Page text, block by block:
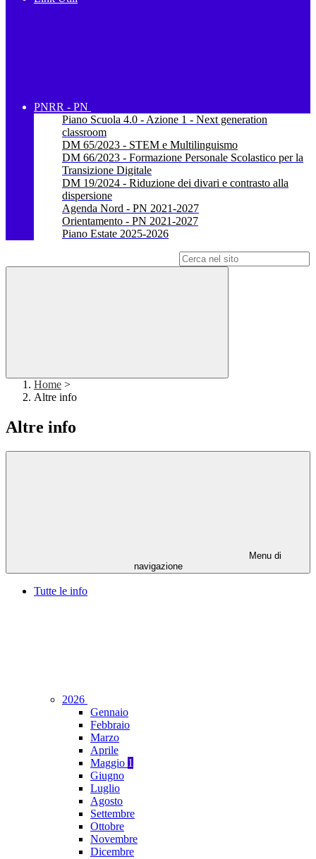
PNRR - PN
Piano Scuola 4.0 - Azione 1 - Next generation
classroom
DM 65/2023 - STEM e Multilinguismo
DM 66/2023 - Formazione Personale Scolastico per la
Transizione Digitale
DM 19/2024 - Riduzione dei divari e contrasto alla
dispersione
Agenda Nord - PN 2021-2027
Orientamento - PN 2021-2027
Piano Estate 2025-2026
Home >
Altre info
Altre info
Menu di
navigazione
Tutte le info
2026
Gennaio
Febbraio
Marzo
Aprile
Maggio 1
Giugno
Luglio
Agosto
Settembre
Ottobre
Novembre
Dicembre